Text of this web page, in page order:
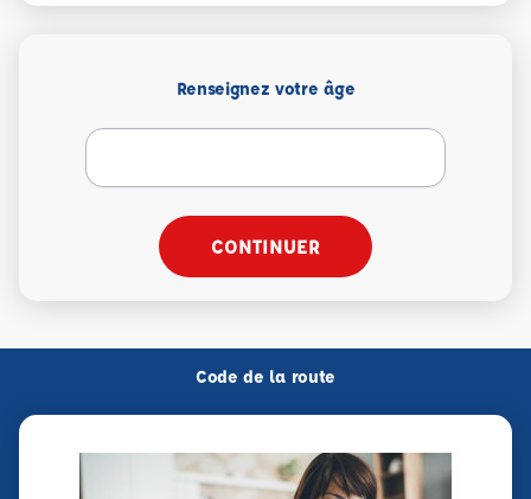
Renseignez votre âge
CONTINUER
Code de la route